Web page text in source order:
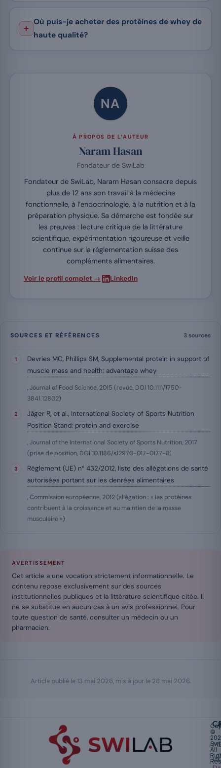
Où puis-je acheter des protéines de whey de
haute qualité?
NA
À PROPOS DE L’AUTEUR
Naram Hasan
Fondateur de SwiLab
Fondateur de SwiLab, Naram Hasan consacre depuis
plus de 12 ans son travail à la médecine
fonctionnelle, à l’endocrinologie, à la nutrition et à la
préparation physique. Sa démarche est fondée sur
les preuves : lecture critique de la littérature
scientifique, expérimentation rigoureuse et veille
continue sur la réglementation suisse des
compléments alimentaires.
Voir le profil complet → LinkedIn
SOURCES ET RÉFÉRENCES 3 sources
Devries MC, Phillips SM, Supplemental protein in support of
muscle mass and health: advantage whey
, Journal of Food Science, 2015 (revue, DOI 10.1111/1750-
3841.12802)
Jäger R, et al., International Society of Sports Nutrition
Position Stand: protein and exercise
, Journal of the International Society of Sports Nutrition, 2017
(prise de position, DOI 10.1186/s12970-017-0177-8)
Règlement (UE) n° 432/2012, liste des allégations de santé
autorisées portant sur les denrées alimentaires
, Commission européenne, 2012 (allégation : « les protéines
contribuent à la croissance et au maintien de la masse
musculaire »)
AVERTISSEMENT
Cet article a une vocation strictement informationnelle. Le
contenu repose exclusivement sur des sources
institutionnelles publiques et la littérature scientifique citée. Il
ne se substitue en aucun cas à un avis professionnel. Pour
toute question de santé, consulter un médecin ou un
pharmacien.
Article publié le 13 mai 2026, mis à jour le 28 mai 2026.
©
All